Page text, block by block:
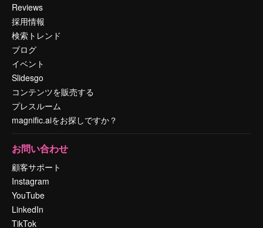
Reviews
採用情報
検索トレンド
ブログ
イベント
Slidesgo
コンテンツを販売する
プレスルーム
magnific.aiをお探しですか？
お問い合わせ
顧客サポート
Instagram
YouTube
LinkedIn
TikTok